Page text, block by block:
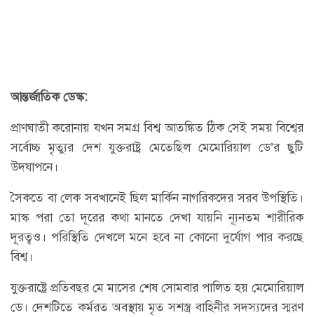
আন্তর্জাতিক ডেস্ক:
প্রাণঘাতী করোনায় যখন সমগ্র বিশ্ব আতঙ্কিত ঠিক সেই সময় বিশ্বের
সর্বোচ্চ মৃত্যুর দেশ যুক্তরাষ্ট্র মেতেছিল মেমোরিয়াল ডে’র ছুটি
উদযাপনে।
সৈকতে বা লেক সবখানেই ছিল মার্কিন নাগরিকদের সরব উপস্থিতি।
মাস্ক পরা তো দূরের কথা মানতে দেখা যায়নি ন্যূনতম শারীরিক
দূরত্বও। পরিস্থিতি দেখলে মনে হবে না কোনো দুর্যোগ পার করছে
বিশ্ব।
যুক্তরাষ্ট্রে প্রতিবছর মে মাসের শেষ সোমবার পালিত হয় মেমোরিয়াল
ডে। দেশটিতে কর্মরত অবস্থায় মৃত সশস্ত্র বাহিনীর সদস্যদের স্মরণ